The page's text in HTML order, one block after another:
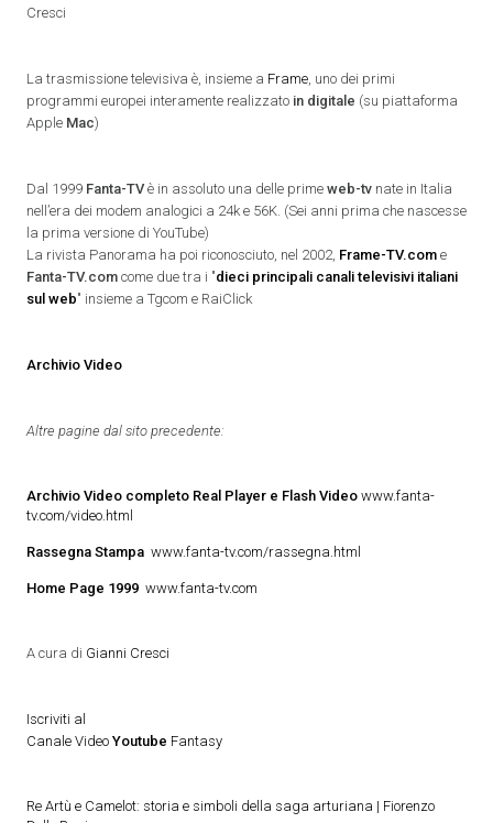
Cresci
La trasmissione televisiva è, insieme a Frame , uno dei primi
programmi europei interamente realizzato in digitale (su piattaforma
Apple Mac)
Dal 1999 Fanta-TV è in assoluto una delle prime web-tv nate in Italia
nell’era dei modem analogici a 24k e 56K. (Sei anni prima che nascesse
la prima versione di YouTube)
La rivista Panorama ha poi riconosciuto, nel 2002, Frame-TV.com e
Fanta-TV.com come due tra i "dieci principali canali televisivi italiani
sul web" insieme a Tgcom e RaiClick
Archivio Video
Altre pagine dal sito precedente:
Archivio Video completo Real Player e Flash Video www.fanta-
tv.com/video.html
Rassegna Stampa www.fanta-tv.com/rassegna.html
Home Page 1999 www.fanta-tv.com
A cura di Gianni Cresci
Iscriviti al
Canale Video Youtube Fantasy
Re Artù e Camelot: storia e simboli della saga arturiana | Fiorenzo